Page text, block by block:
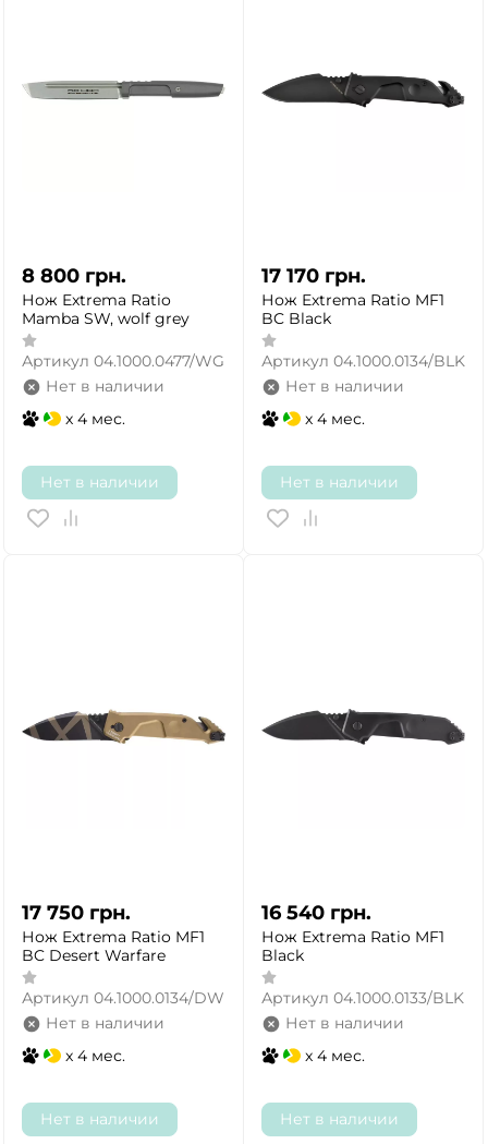
8 800 грн.
Нож Extrema Ratio
Mamba SW, wolf grey
Артикул 04.1000.0477/WG
Нет в наличии
x 4 мес.
Нет в наличии
17 170 грн.
Нож Extrema Ratio MF1
BC Black
Артикул 04.1000.0134/BLK
Нет в наличии
x 4 мес.
Нет в наличии
17 750 грн.
Нож Extrema Ratio MF1
BC Desert Warfare
Артикул 04.1000.0134/DW
Нет в наличии
x 4 мес.
Нет в наличии
16 540 грн.
Нож Extrema Ratio MF1
Black
Артикул 04.1000.0133/BLK
Нет в наличии
x 4 мес.
Нет в наличии